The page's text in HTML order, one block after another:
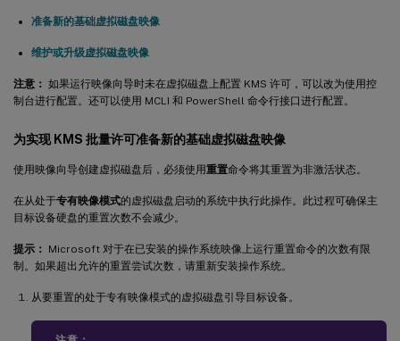
准备新的基础虚拟磁盘映像
维护或升级虚拟磁盘映像
注意： 如果运行映像向导时未在虚拟磁盘上配置 KMS 许可，可以改为使用控
制台进行配置。还可以使用 MCLI 和 PowerShell 命令行接口进行配置。
为实现 KMS 批量许可准备新的基础虚拟磁盘映像
使用映像向导创建虚拟磁盘后，必须使用重置命令将其重置为非激活状态。
在从处于专有映像模式的虚拟磁盘启动的系统中执行此操作。此过程可确保主
目标设备硬盘的重置次数不会减少。
提示：
Microsoft 对于在已安装的操作系统映像上运行重置命令的次数有限
制。如果超出允许的重置尝试次数，请重新安装操作系统。
从要重置的处于专有映像模式的虚拟磁盘引导目标设备。